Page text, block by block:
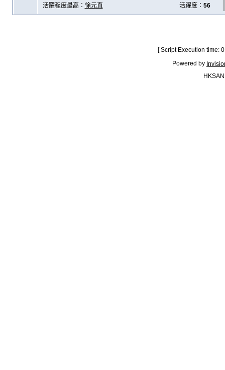
活躍程度最高： 徐元直 活躍度： 56
[ Script Execution time:
Powered by